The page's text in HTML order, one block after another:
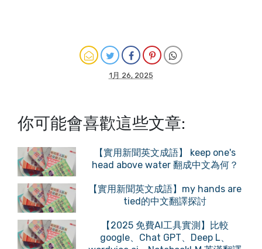
1月 26, 2025
你可能會喜歡這些文章:
【實用新聞英文成語】 keep one's
head above water 翻成中文為何？
【實用新聞英文成語】my hands are
tied的中文翻譯探討
【2025 免費AI工具實測】比較
google、Chat GPT、Deep L、